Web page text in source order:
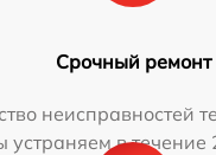
Срочный ремонт
неисправностей
устраняем в течение